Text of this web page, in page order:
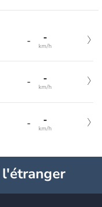
- -
km/h
- -
km/h
- -
km/h